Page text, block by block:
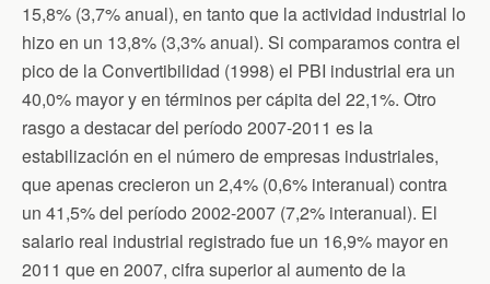
15,8% (3,7% anual), en tanto que la actividad industrial lo
hizo en un 13,8% (3,3% anual). Si comparamos contra el
pico de la Convertibilidad (1998) el PBI industrial era un
40,0% mayor y en términos per cápita del 22,1%. Otro
rasgo a destacar del período 2007-2011 es la
estabilización en el número de empresas industriales,
que apenas crecieron un 2,4% (0,6% interanual) contra
un 41,5% del período 2002-2007 (7,2% interanual). El
salario real industrial registrado fue un 16,9% mayor en
2011 que en 2007, cifra superior al aumento de la